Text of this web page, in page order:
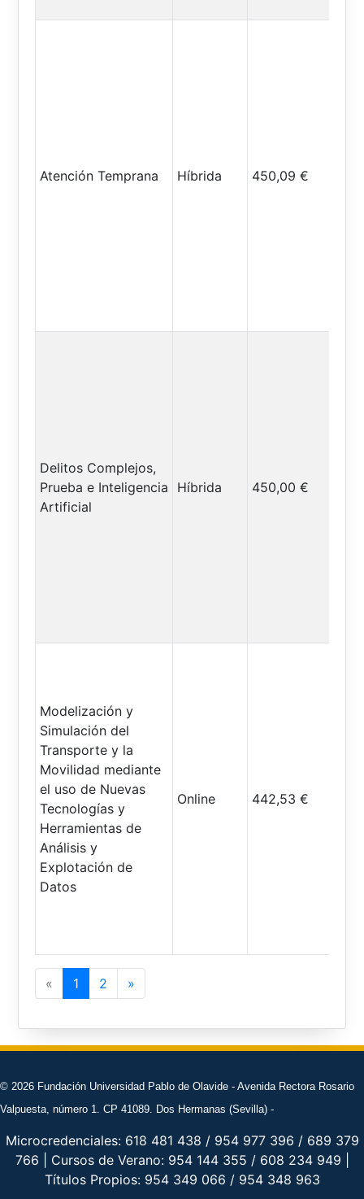
Atención Temprana Híbrida 450,09 €
Delitos Complejos,
Prueba e Inteligencia
Artificial
Híbrida 450,00 €
Modelización y
Simulación del
Transporte y la
Movilidad mediante
el uso de Nuevas
Tecnologías y
Herramientas de
Análisis y
Explotación de
Datos
Online 442,53 €
« Previous
1 2 »
© 2026 Fundación Universidad Pablo de Olavide - Avenida Rectora Rosario
Valpuesta, número 1. CP 41089. Dos Hermanas (Sevilla) -
Microcredenciales: 618 481 438 / 954 977 396 / 689 379
766 | Cursos de Verano: 954 144 355 / 608 234 949 |
Títulos Propios: 954 349 066 / 954 348 963